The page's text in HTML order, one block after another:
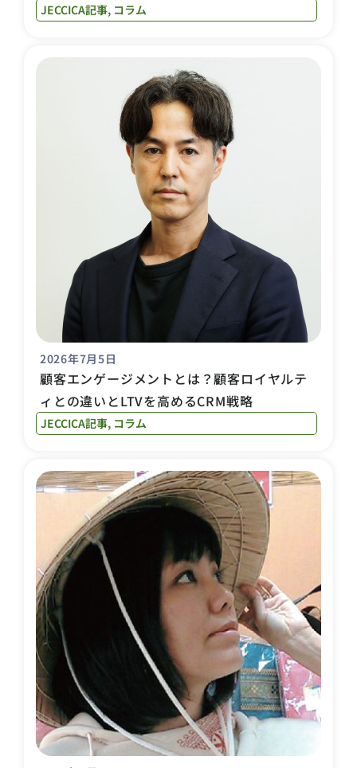
JECCICA記事, コラム
2026年7月5日
顧客エンゲージメントとは？顧客ロイヤルテ
ィとの違いとLTVを高めるCRM戦略
JECCICA記事, コラム